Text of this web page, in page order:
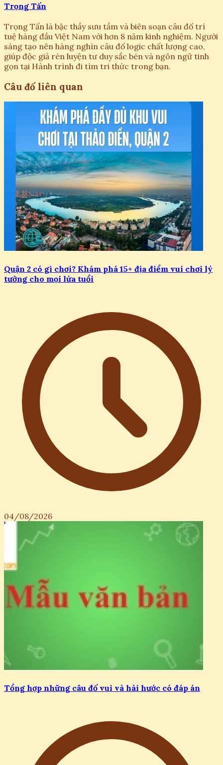
Trọng Tấn
Trọng Tấn là bậc thầy sưu tầm và biên soạn câu đố trí
tuệ hàng đầu Việt Nam với hơn 8 năm kinh nghiệm. Người
sáng tạo nên hàng nghìn câu đố logic chất lượng cao,
giúp độc giả rèn luyện tư duy sắc bén và ngôn ngữ tinh
gọn tại Hành trình đi tìm tri thức trong bạn.
Câu đố liên quan
Quận 2 có gì chơi? Khám phá 15+ địa điểm vui chơi lý
tưởng cho mọi lứa tuổi
04/08/2026
Tổng hợp những câu đố vui và hài hước có đáp án